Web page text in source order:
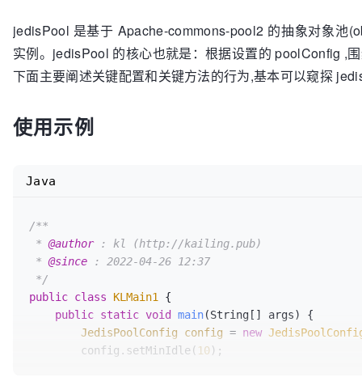
jedisPool 是基于 Apache-commons-pool2 的抽象对象池
实例。jedisPool 的核心也就是：根据设置的 poolConfig ,
下面主要阐述关键配置和关键方法的行为,基本可以窥探
使用示例
/**
* @author : kl (http://kailing.pub)
* @since : 2022-04-26 12:37
*/
public class KLMain1
{
public static void main(String[] args)
{
JedisPoolConfig
config = new
        config.setMinIdle(
10 );
Java